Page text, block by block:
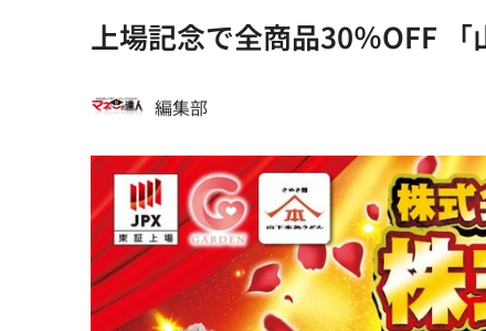
上場記念で全商品30％OFF 「
編集部